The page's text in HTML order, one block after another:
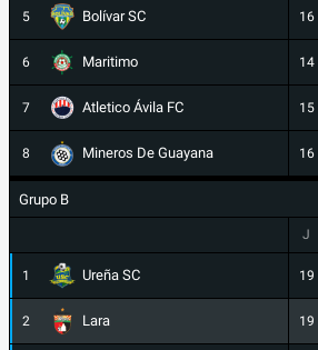
5 Bolívar SC 16
6 Maritimo 14
7 Atletico Ávila FC 15
8 Mineros De Guayana 16
Grupo B
J
1 Ureña SC 19
2 Lara 19